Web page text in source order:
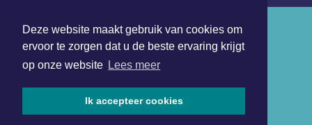
Deze website maakt gebruik van cookies om
ervoor te zorgen dat u de beste ervaring krijgt
op onze website Lees meer
Ik accepteer cookies
Copyright (c) 2026 | Bosschedagblad.nl - Alle rechten
voorbehouden
Algemene voorwaarden
Disclaimer
Privacy Statement